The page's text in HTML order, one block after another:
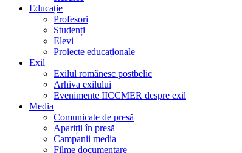
Educație
Profesori
Studenți
Elevi
Proiecte educaționale
Exil
Exilul românesc postbelic
Arhiva exilului
Evenimente IICCMER despre exil
Media
Comunicate de presă
Apariții în presă
Campanii media
Filme documentare